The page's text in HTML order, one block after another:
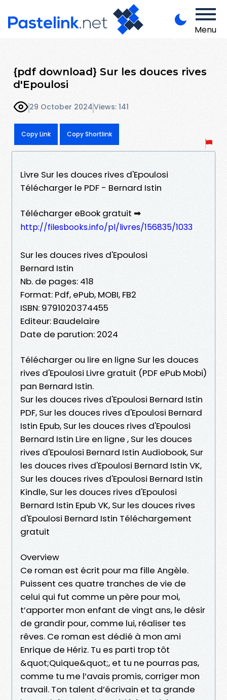
Menu
{pdf download} Sur les douces rives
d'Epoulosi
29 October 2024Views: 141
Copy Link Copy Shortlink
Livre Sur les douces rives d'Epoulosi
Télécharger le PDF - Bernard Istin
Télécharger eBook gratuit ➡
http://filesbooks.info/pl/livres/156835/1033
Sur les douces rives d'Epoulosi
Bernard Istin
Nb. de pages: 418
Format: Pdf, ePub, MOBI, FB2
ISBN: 9791020374455
Editeur: Baudelaire
Date de parution: 2024
Télécharger ou lire en ligne Sur les douces
rives d'Epoulosi Livre gratuit (PDF ePub Mobi)
pan Bernard Istin.
Sur les douces rives d'Epoulosi Bernard Istin
PDF, Sur les douces rives d'Epoulosi Bernard
Istin Epub, Sur les douces rives d'Epoulosi
Bernard Istin Lire en ligne , Sur les douces
rives d'Epoulosi Bernard Istin Audiobook, Sur
les douces rives d'Epoulosi Bernard Istin VK,
Sur les douces rives d'Epoulosi Bernard Istin
Kindle, Sur les douces rives d'Epoulosi
Bernard Istin Epub VK, Sur les douces rives
d'Epoulosi Bernard Istin Téléchargement
gratuit
Overview
Ce roman est écrit pour ma fille Angèle.
Puissent ces quatre tranches de vie de
celui qui fut comme un père pour moi,
t’apporter mon enfant de vingt ans, le désir
de grandir pour, comme lui, réaliser tes
rêves. Ce roman est dédié à mon ami
Enrique de Hériz. Tu es parti trop tôt
&quot;Quique&quot;, et tu ne pourras pas,
comme tu me l’avais promis, corriger mon
travail. Ton talent d’écrivain et ta grande